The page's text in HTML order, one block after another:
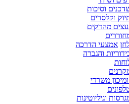
וסיכות
וקלסרים
מהדקים
אמצעי הדרכה
והגברה
משרדי
וגיליוטינות